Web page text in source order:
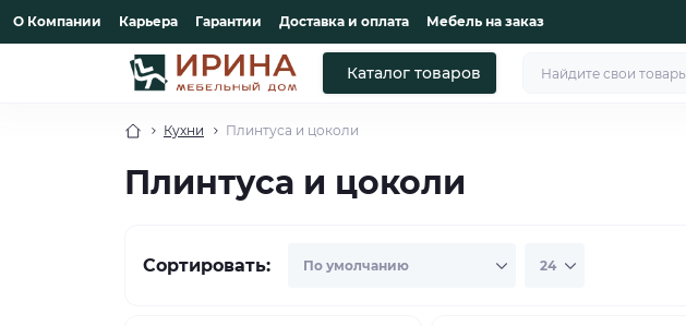
О Компании Карьера Гарантии Доставка и оплата Мебель на заказ
Каталог товаров
Кухни Плинтуса и цоколи
Плинтуса и цоколи
Сортировать: